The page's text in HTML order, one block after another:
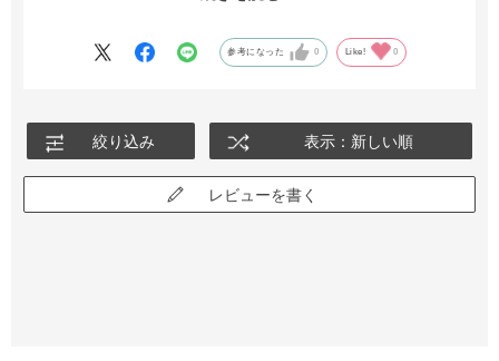
参考になった 0 Like! 0
絞り込み 表示：新しい順
レビューを書く